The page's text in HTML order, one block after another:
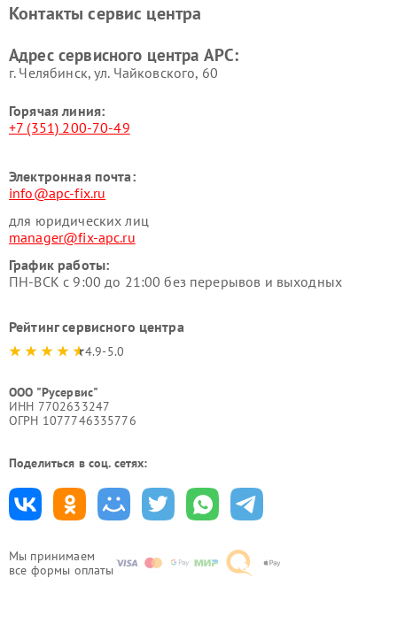
Мы принимаем
все формы оплаты
Контакты сервис центра
Адрес сервисного центра APC:
г. Челябинск, ул. Чайковского, 60
Горячая линия:
+7 (351) 200-70-49
Электронная почта:
info@apc-fix.ru
для юридических лиц
manager@fix-apc.ru
График работы:
ПН-ВСК с 9:00 до 21:00 без перерывов и выходных
Рейтинг сервисного центра
4.9-5.0
ООО "Русервис"
ИНН 7702633247
ОГРН 1077746335776
Поделиться в соц. сетях: